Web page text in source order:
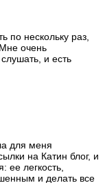
по нескольку раз,
очень
и есть
для меня
на Катин блог, и
ее легкость,
и делать все